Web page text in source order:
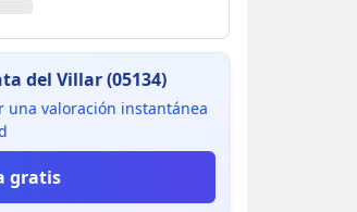
del Villar (05134)
valoración instantánea
gratis